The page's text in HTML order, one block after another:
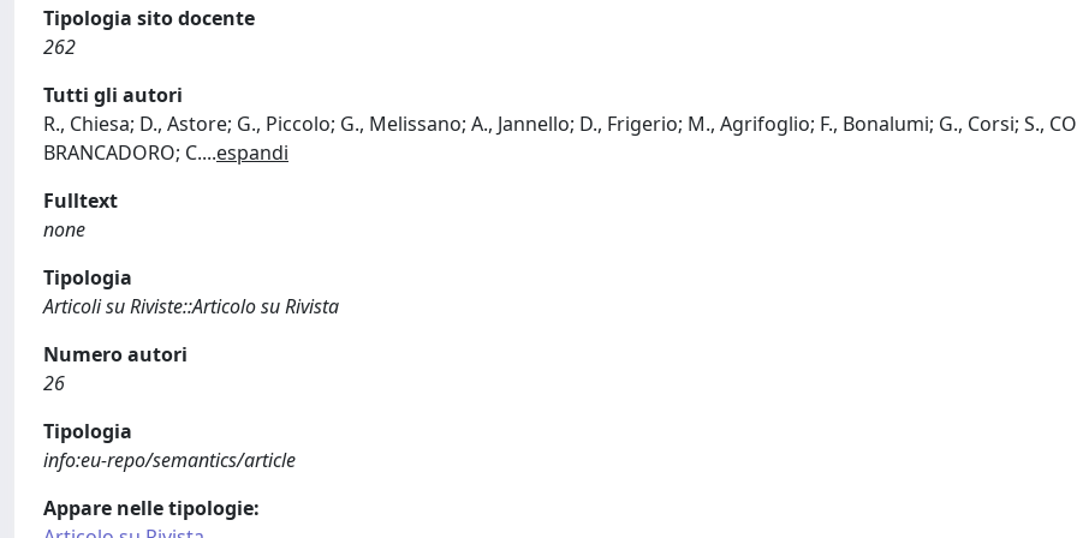
Tipologia sito docente
262
Tutti gli autori
R., Chiesa; D., Astore; G., Piccolo; G., Melissano; A., Jannello; D., Frigerio; M., Agrifoglio; F., Bonalumi; G., Corsi; S.,
BRANCADORO; C....espandi
Fulltext
none
Tipologia
Articoli su Riviste::Articolo su Rivista
Numero autori
26
Tipologia
info:eu-repo/semantics/article
Appare nelle tipologie: